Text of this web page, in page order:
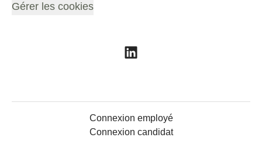
Gérer les cookies
Connexion employé
Connexion candidat